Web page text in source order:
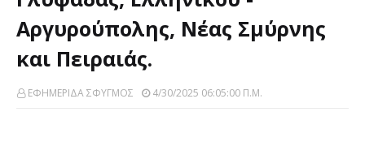
Αργυρούπολης, Νέας Σμύρνης
και Πειραιάς.
ΕΦΗΜΕΡΙΔΑ ΣΦΥΓΜΟΣ 4/30/2025 06:05:00 Π.μ.